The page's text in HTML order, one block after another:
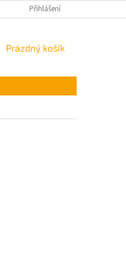
Přihlášení
NÁKUPNÍ
Prázdný košík